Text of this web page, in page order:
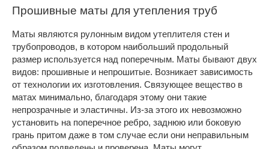
Прошивные маты для утепления труб
Маты являются рулонным видом утеплителя стен и
трубопроводов, в котором наибольший продольный
размер используется над поперечным. Маты бывают двух
видов: прошивные и непрошитые. Возникает зависимость
от технологии их изготовления. Связующее вещество в
матах минимально, благодаря этому они такие
непрозрачные и эластичны. Из-за этого их невозможно
установить на поперечное ребро, заднюю или боковую
грань притом даже в том случае если они неправильным